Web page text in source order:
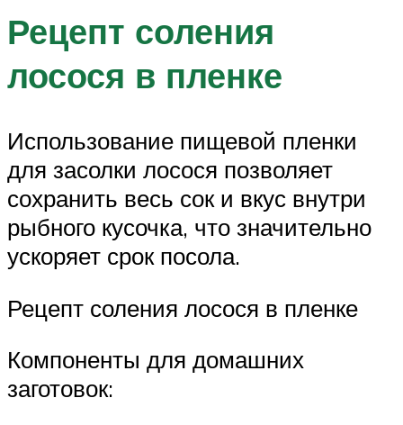
Рецепт соления
лосося в пленке
Использование пищевой пленки
для засолки лосося позволяет
сохранить весь сок и вкус внутри
рыбного кусочка, что значительно
ускоряет срок посола.
Рецепт соления лосося в пленке
Компоненты для домашних
заготовок: